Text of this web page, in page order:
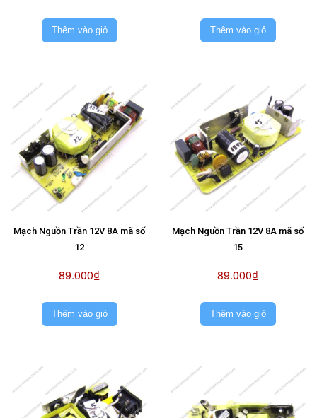
Thêm vào giỏ Thêm vào giỏ
Mạch Nguồn Trần 12V 8A mã số
12
89.000₫
Thêm vào giỏ
Mạch Nguồn Trần 12V 8A mã số
15
89.000₫
Thêm vào giỏ